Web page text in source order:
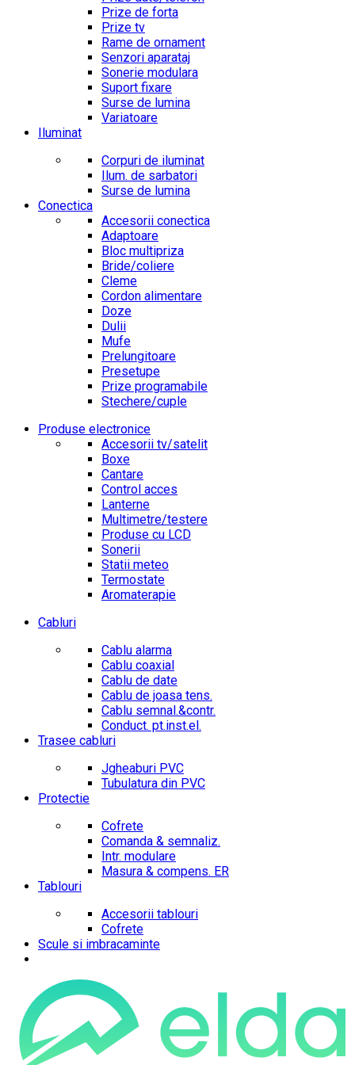
Prize de forta
Prize tv
Rame de ornament
Senzori aparataj
Sonerie modulara
Suport fixare
Surse de lumina
Variatoare
Iluminat
Corpuri de iluminat
Ilum. de sarbatori
Surse de lumina
Conectica
Accesorii conectica
Adaptoare
Bloc multipriza
Bride/coliere
Cleme
Cordon alimentare
Doze
Dulii
Mufe
Prelungitoare
Presetupe
Prize programabile
Stechere/cuple
Produse electronice
Accesorii tv/satelit
Boxe
Cantare
Control acces
Lanterne
Multimetre/testere
Produse cu LCD
Sonerii
Statii meteo
Termostate
Aromaterapie
Cabluri
Cablu alarma
Cablu coaxial
Cablu de date
Cablu de joasa tens.
Cablu semnal.&contr.
Conduct. pt.inst.el.
Trasee cabluri
Jgheaburi PVC
Tubulatura din PVC
Protectie
Cofrete
Comanda & semnaliz.
Intr. modulare
Masura & compens. ER
Tablouri
Accesorii tablouri
Cofrete
Scule si imbracaminte